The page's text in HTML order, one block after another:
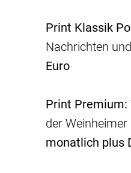
Print Klassik
Nachrichten
Euro
Print Premium:
der
monatlich plus